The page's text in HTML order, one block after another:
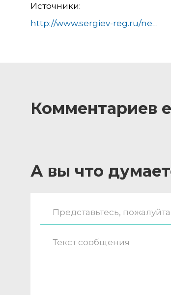
Источники:
http://www.sergiev-reg.ru/news-01-2023/v-sergievo-posadskom-okruge-vo-vtorom-polugodii-planiruyut-privlech-20-meditsinskikh-ra
Комментариев
А вы что